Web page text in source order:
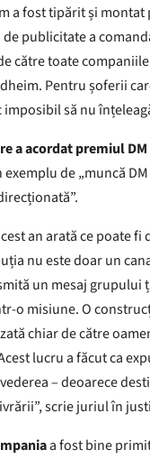
a fost tipărit și montat
publicitate a
către toate
Pentru șoferii
să nu
a acordat premiul
de „muncă
an arată ce poate
nu este doar un
un mesaj grupului
o misiune. O
chiar de către
lucru a făcut ca
– deoarece
scrie juriul în
a fost bine